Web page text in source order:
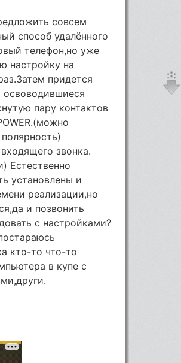
совсем
способ удалённого
телефон,но уже
настройку на
придется
освоводившиеся
пару контактов
звонка.
Естественно
установлены и
реализации,но
и позвонить
с настройками?
кто-то что-то
в купе с